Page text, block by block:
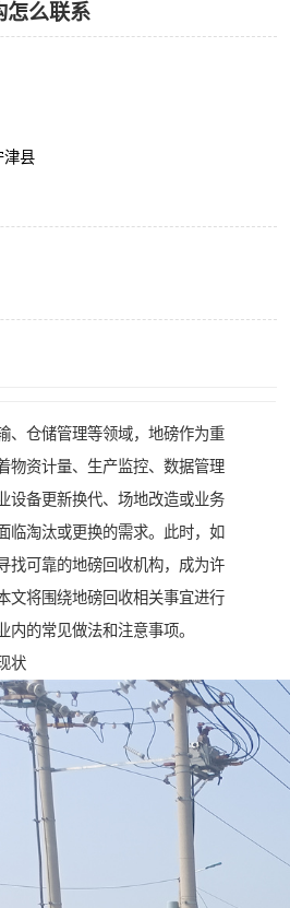
怎么联系
津县
、仓储管理等领域，地磅作为重
物资计量、生产监控、数据管理
设备更新换代、场地改造或业务
临淘汰或更换的需求。此时，如
找可靠的地磅回收机构，成为许
文将围绕地磅回收相关事宜进行
内的常见做法和注意事项。
状